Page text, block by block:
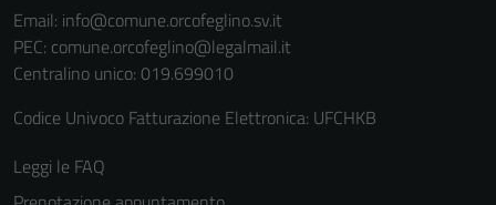
Email: info@comune.orcofeglino.sv.it
PEC: comune.orcofeglino@legalmail.it
Centralino unico: 019.699010
Codice Univoco Fatturazione Elettronica: UFCHKB
Leggi le FAQ